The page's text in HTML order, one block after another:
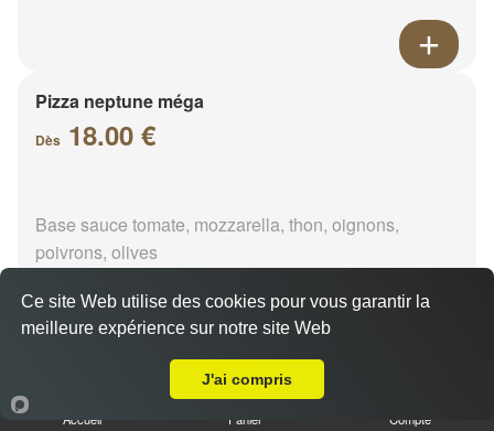
Pizza neptune méga
Dès 18.00 €
Base sauce tomate, mozzarella, thon, oignons,
poivrons, olives
Pizza napolitaine méga
18.00 €
Accueil Panier Compte
Ce site Web utilise des cookies pour vous garantir la
meilleure expérience sur notre site Web
J'ai compris